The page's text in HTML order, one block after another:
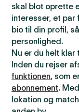
skal blot oprette
interesser, et
bio til din profil,
personlighed.
Nu er du helt klar
Inden du rejser
funktionen, som
abonnement.
lokation og